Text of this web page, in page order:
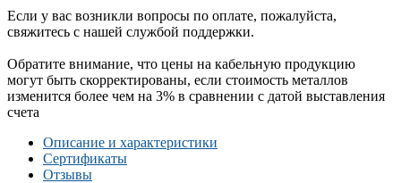
Если у вас возникли вопросы по оплате, пожалуйста,
свяжитесь с нашей службой поддержки.
Обратите внимание, что цены на кабельную продукцию
могут быть скорректированы, если стоимость металлов
изменится более чем на 3% в сравнении с датой выставления
счета
Описание и характеристики
Сертификаты
Отзывы